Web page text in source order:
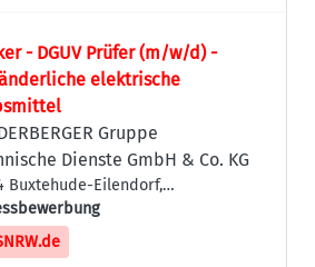
- DGUV Prüfer (m/w/d) -
elektrische
Gruppe
Dienste GmbH & Co. KG
Buxtehude-Eilendorf,